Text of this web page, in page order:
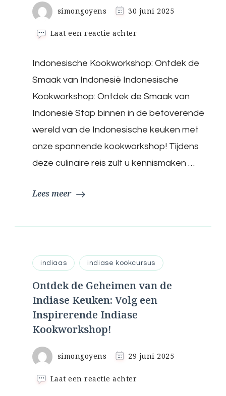
simongoyens 30 juni 2025
Laat een reactie achter
Magie
Indonesisch
Koken
Onze
Workshop
Indonesische Kookworkshop: Ontdek de
Smaak van Indonesië Indonesische
Kookworkshop: Ontdek de Smaak van
Indonesië Stap binnen in de betoverende
wereld van de Indonesische keuken met
onze spannende kookworkshop! Tijdens
deze culinaire reis zult u kennismaken …
Lees meer
indiaas indiase kookcursus
Ontdek de Geheimen van de
Indiase Keuken: Volg een
Inspirerende Indiase
Kookworkshop!
simongoyens 29 juni 2025
Laat een reactie achter